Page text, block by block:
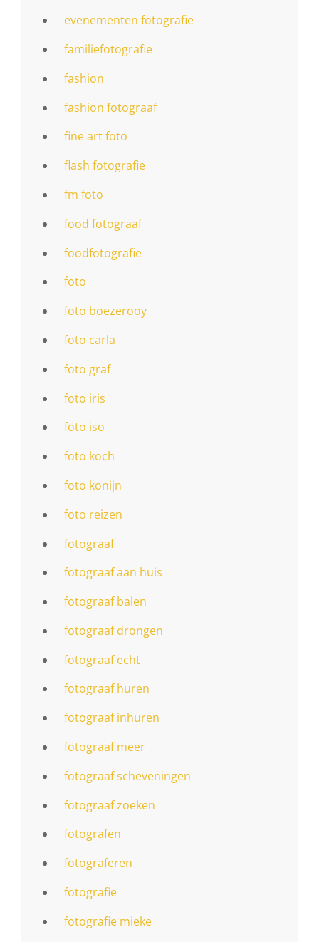
evenementen fotografie
familiefotografie
fashion
fashion fotograaf
fine art foto
flash fotografie
fm foto
food fotograaf
foodfotografie
foto
foto boezerooy
foto carla
foto graf
foto iris
foto iso
foto koch
foto konijn
foto reizen
fotograaf
fotograaf aan huis
fotograaf balen
fotograaf drongen
fotograaf echt
fotograaf huren
fotograaf inhuren
fotograaf meer
fotograaf scheveningen
fotograaf zoeken
fotografen
fotograferen
fotografie
fotografie mieke